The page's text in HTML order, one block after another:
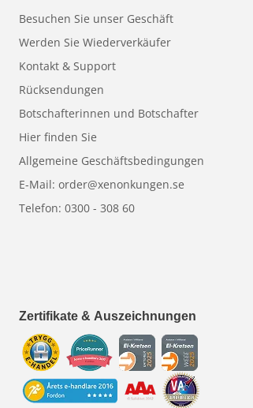
Besuchen Sie unser Geschäft
Werden Sie Wiederverkäufer
Kontakt & Support
Rücksendungen
Botschafterinnen und Botschafter
Hier finden Sie
Allgemeine Geschäftsbedingungen
E-Mail: order@xenonkungen.se
Telefon: 0300 - 308 60
Zertifikate & Auszeichnungen